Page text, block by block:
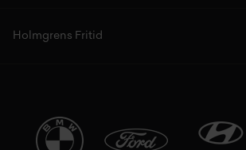
Holmgrens Fritid